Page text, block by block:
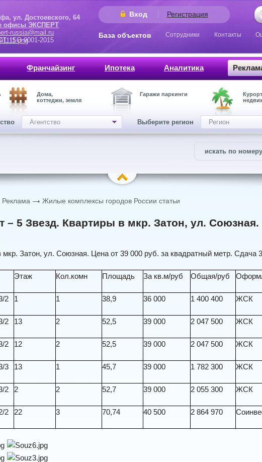
Вход Регистрация
64
офисы ЭКСПЕРТ
russia@mail.ru
2015
База объектов Сотрудники Контакты
Франчайзинг Ипотека Аналитика
Дома,
коттеджи, земля
Гаражи паркинги
Агентство Выберите регион Регион
искать по
Реклама Жилые комплексы городов России статьи
– 5 Звезд. Квартиры в мкр. Затон, ул.
мкр. Затон, ул. Союзная. Цена от 39 000 руб. за квадратный метр. Сдача
Этаж Кол.комн Площадь За кв.м/руб Общая/руб
2 1 1 38,9 36 000 1 400 400 ЖСК
2 13 2 52,5 39 000 2 047 500 ЖСК
2 12 2 52,5 39 000 2 047 500 ЖСК
3 13 1 45,7 39 000 1 782 300 ЖСК
2 2 2 52,7 39 000 2 055 300 ЖСК
2 22 3 70,74 40 500 2 864 970